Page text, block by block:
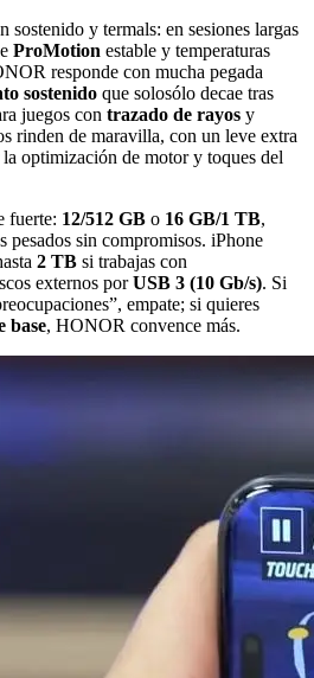
sostenido y termals: en sesiones largas
ProMotion estable y temperaturas
responde con mucha pegada
sostenido que solosólo decae tras
juegos con trazado de rayos y
rinden de maravilla, con un leve extra
optimización de motor y toques del
fuerte: 12/512 GB o 16 GB/1 TB,
sin compromisos. iPhone
2 TB si trabajas con
externos porUSB 3 (10 Gb/s). Si
empate; si quieres
base, HONOR convence más.